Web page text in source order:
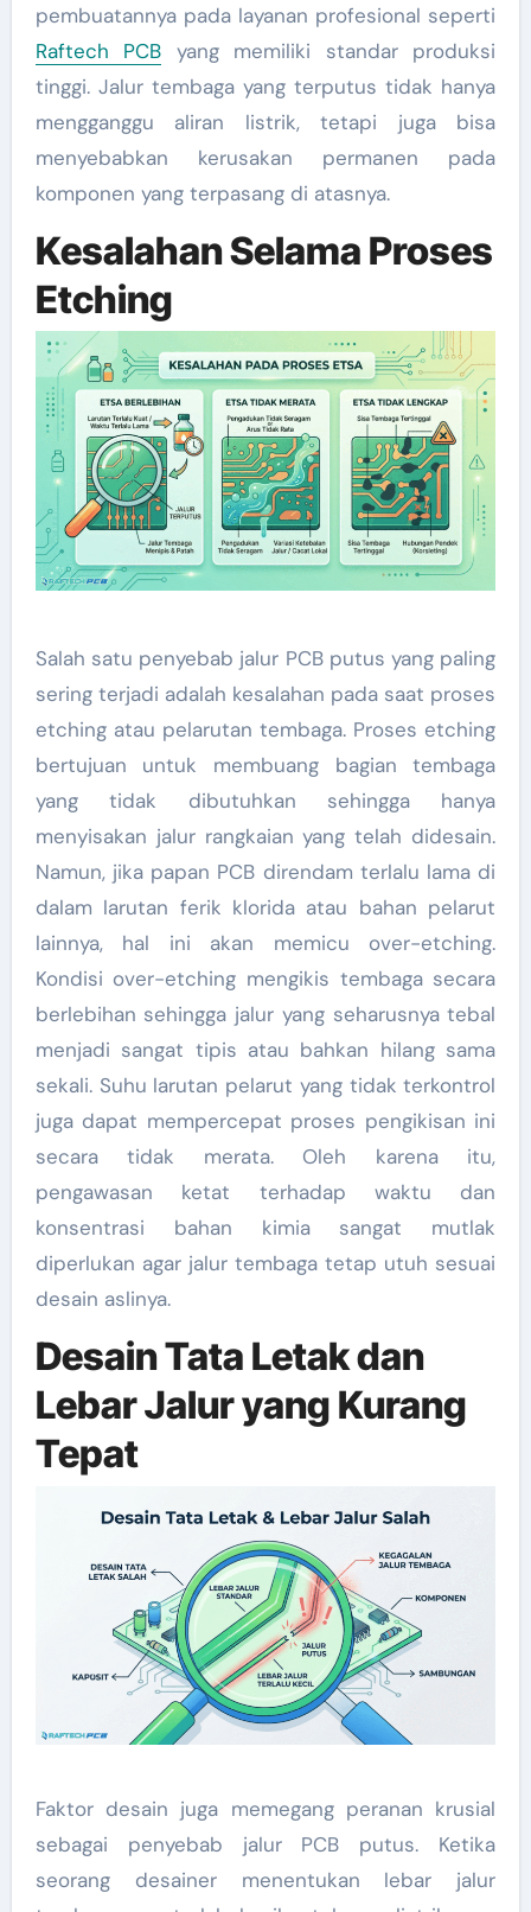
pembuatannya pada layanan profesional seperti
Raftech PCB yang memiliki standar produksi
tinggi. Jalur tembaga yang terputus tidak hanya
mengganggu aliran listrik, tetapi juga bisa
menyebabkan kerusakan permanen pada
komponen yang terpasang di atasnya.
Kesalahan Selama Proses
Etching
Salah satu penyebab jalur PCB putus yang paling
sering terjadi adalah kesalahan pada saat proses
etching atau pelarutan tembaga. Proses etching
bertujuan untuk membuang bagian tembaga
yang tidak dibutuhkan sehingga hanya
menyisakan jalur rangkaian yang telah didesain.
Namun, jika papan PCB direndam terlalu lama di
dalam larutan ferik klorida atau bahan pelarut
lainnya, hal ini akan memicu over-etching.
Kondisi over-etching mengikis tembaga secara
berlebihan sehingga jalur yang seharusnya tebal
menjadi sangat tipis atau bahkan hilang sama
sekali. Suhu larutan pelarut yang tidak terkontrol
juga dapat mempercepat proses pengikisan ini
secara tidak merata. Oleh karena itu,
pengawasan ketat terhadap waktu dan
konsentrasi bahan kimia sangat mutlak
diperlukan agar jalur tembaga tetap utuh sesuai
desain aslinya.
Desain Tata Letak dan
Lebar Jalur yang Kurang
Tepat
Faktor desain juga memegang peranan krusial
sebagai penyebab jalur PCB putus. Ketika
seorang desainer menentukan lebar jalur